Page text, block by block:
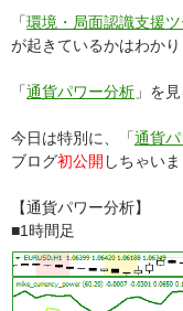
「環境・局面認識支援
が起きているかはわかり
「通貨パワー分析 」を
今日は特別に、「通貨
ブログ初公開 しちゃいま
【通貨パワー分析】
■1時間足